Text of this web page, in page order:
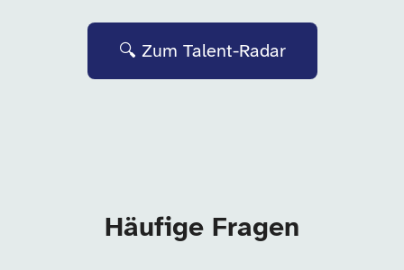
🔍 Zum Talent-Radar
Häufige Fragen